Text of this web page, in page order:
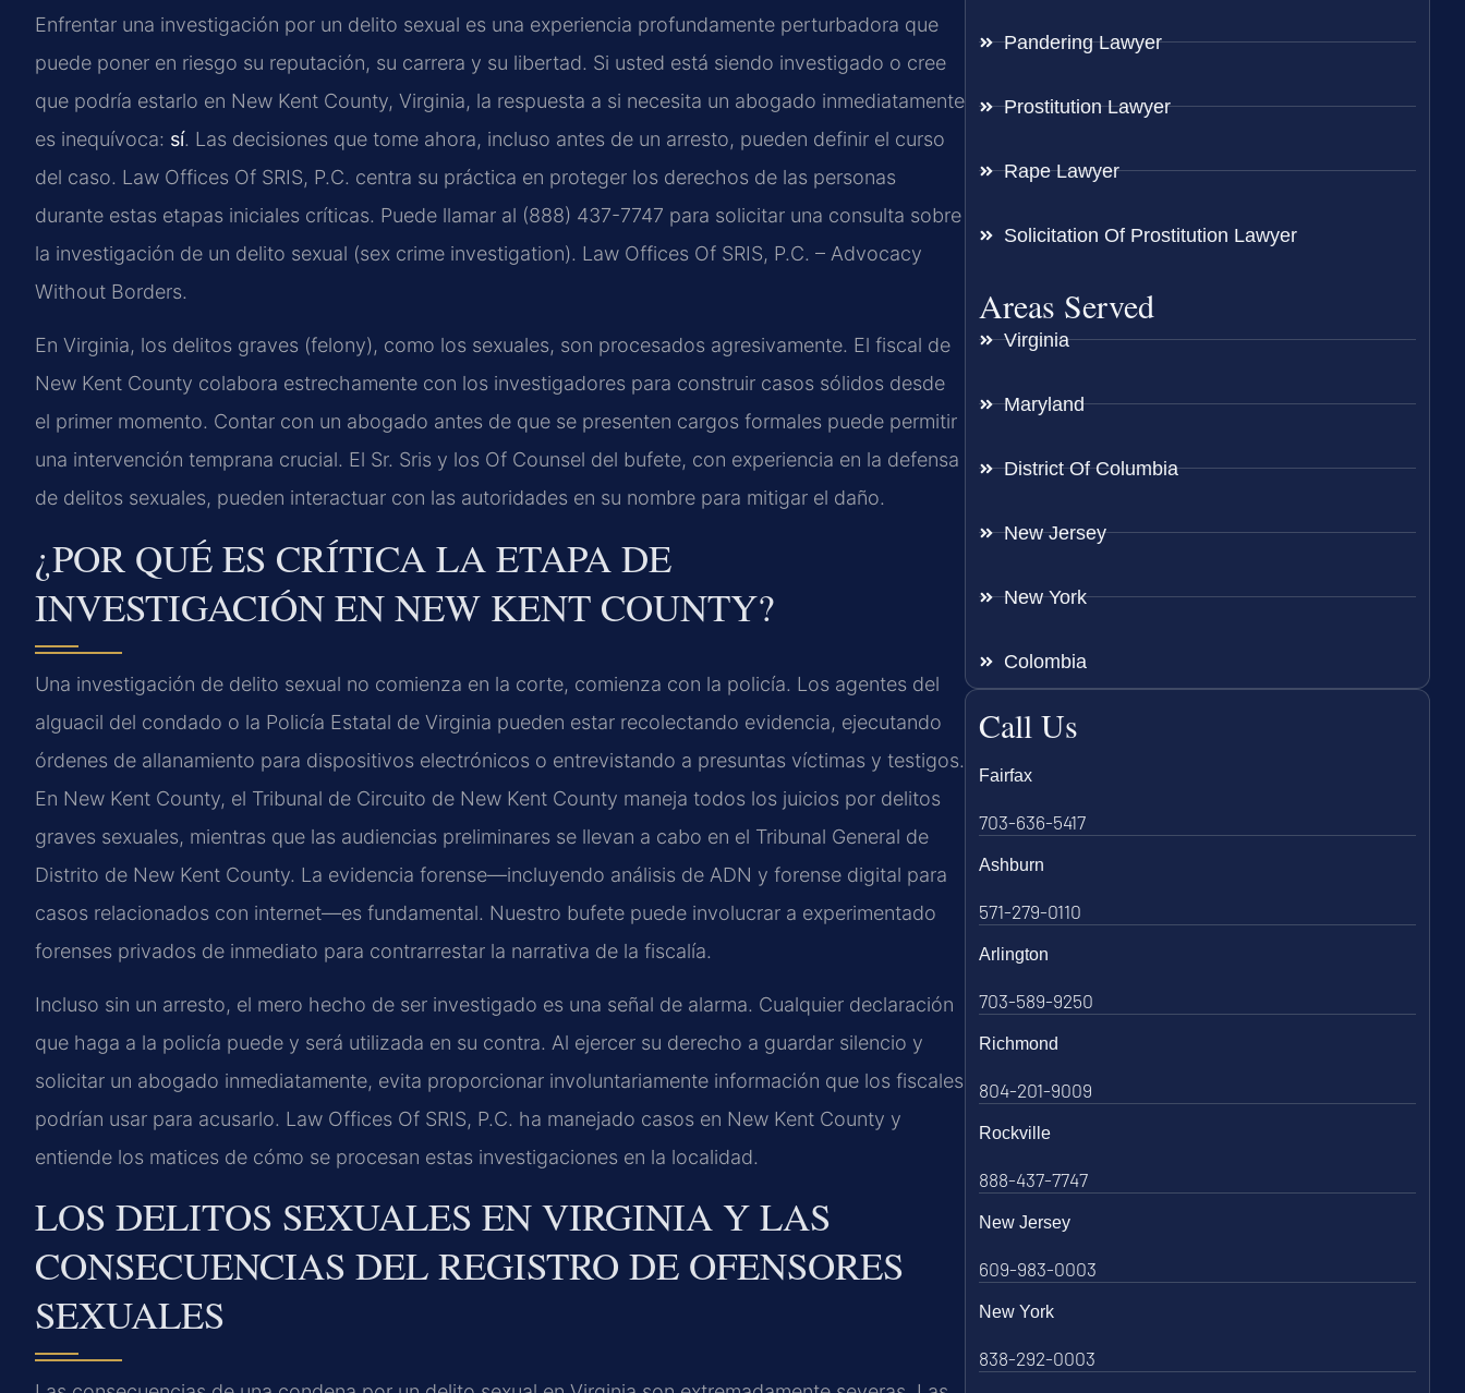
Enfrentar una investigación por un delito sexual es una experiencia profundamente perturbadora que
puede poner en riesgo su reputación, su carrera y su libertad. Si usted está siendo investigado o cree
que podría estarlo en New Kent County, Virginia, la respuesta a si necesita un abogado inmediatamente
es inequívoca: sí. Las decisiones que tome ahora, incluso antes de un arresto, pueden definir el curso
del caso. Law Offices Of SRIS, P.C. centra su práctica en proteger los derechos de las personas
durante estas etapas iniciales críticas. Puede llamar al (888) 437-7747 para solicitar una consulta sobre
la investigación de un delito sexual (sex crime investigation). Law Offices Of SRIS, P.C. – Advocacy
Without Borders.
En Virginia, los delitos graves (felony), como los sexuales, son procesados agresivamente. El fiscal de
New Kent County colabora estrechamente con los investigadores para construir casos sólidos desde
el primer momento. Contar con un abogado antes de que se presenten cargos formales puede permitir
una intervención temprana crucial. El Sr. Sris y los Of Counsel del bufete, con experiencia en la defensa
de delitos sexuales, pueden interactuar con las autoridades en su nombre para mitigar el daño.
¿POR QUÉ ES CRÍTICA LA ETAPA DE
INVESTIGACIÓN EN NEW KENT COUNTY?
Una investigación de delito sexual no comienza en la corte, comienza con la policía. Los agentes del
alguacil del condado o la Policía Estatal de Virginia pueden estar recolectando evidencia, ejecutando
órdenes de allanamiento para dispositivos electrónicos o entrevistando a presuntas víctimas y testigos.
En New Kent County, el Tribunal de Circuito de New Kent County maneja todos los juicios por delitos
graves sexuales, mientras que las audiencias preliminares se llevan a cabo en el Tribunal General de
Distrito de New Kent County. La evidencia forense—incluyendo análisis de ADN y forense digital para
casos relacionados con internet—es fundamental. Nuestro bufete puede involucrar a experimentado
forenses privados de inmediato para contrarrestar la narrativa de la fiscalía.
Incluso sin un arresto, el mero hecho de ser investigado es una señal de alarma. Cualquier declaración
que haga a la policía puede y será utilizada en su contra. Al ejercer su derecho a guardar silencio y
solicitar un abogado inmediatamente, evita proporcionar involuntariamente información que los fiscales
podrían usar para acusarlo. Law Offices Of SRIS, P.C. ha manejado casos en New Kent County y
entiende los matices de cómo se procesan estas investigaciones en la localidad.
LOS DELITOS SEXUALES EN VIRGINIA Y LAS
CONSECUENCIAS DEL REGISTRO DE OFENSORES
SEXUALES
Pandering Lawyer
Prostitution Lawyer
Rape Lawyer
Solicitation Of Prostitution Lawyer
Areas Served
Virginia
Maryland
District Of Columbia
New Jersey
New York
Colombia
Call Us
Fairfax
703-636-5417
Ashburn
571-279-0110
Arlington
703-589-9250
Richmond
804-201-9009
Rockville
888-437-7747
New Jersey
609-983-0003
New York
838-292-0003